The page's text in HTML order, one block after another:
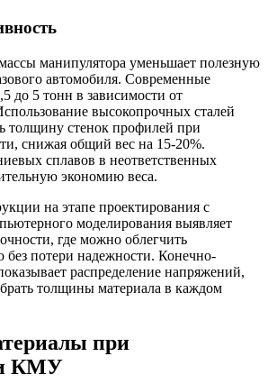
манипулятора уменьшает полезную
автомобиля. Современные
до 5 тонн в зависимости от
высокопрочных сталей
толщину стенок профилей при
снижая общий вес на 15-20%.
сплавов в неответственных
экономию веса.
на этапе проектирования с
моделирования выявляет
где можно облегчить
без потери надежности. Конечно-
распределение напряжений,
толщины материала в каждом
при
КМУ